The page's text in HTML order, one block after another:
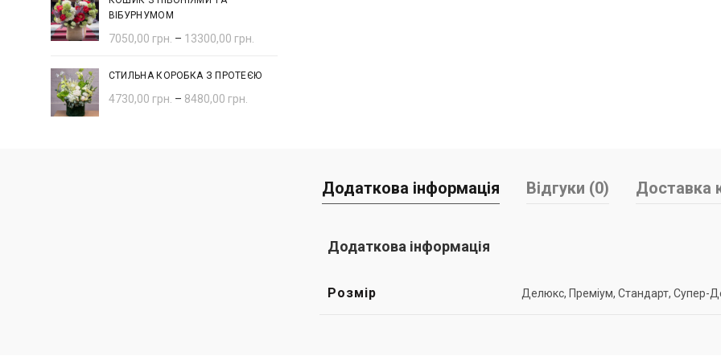
ВІБУРНУМОМ
7050,00 грн. – 13300,00 грн.
СТИЛЬНА КОРОБКА З ПРОТЕЄЮ
4730,00 грн. – 8480,00 грн.
Додаткова інформація Відгуки (0) Доставка
Додаткова інформація
Розмір Делюкс, Преміум, Стандарт, Супер-